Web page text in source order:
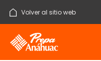
Volver al sitio web